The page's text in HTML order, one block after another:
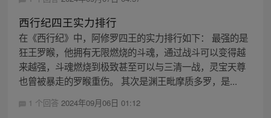
西行纪四王实力排行
在《西行纪》中，阿修罗四王的实力排行如下： 最强的是
狂王罗睺，他拥有无限燃烧的斗魂，通过战斗可以变得越
来越强，斗魂燃烧到极致甚至可以与三清一战，灵宝天尊
也曾被暴走的罗睺重伤。 其次是渊王毗摩质多罗，是...
1 个回答 2024年09月06日 01:12